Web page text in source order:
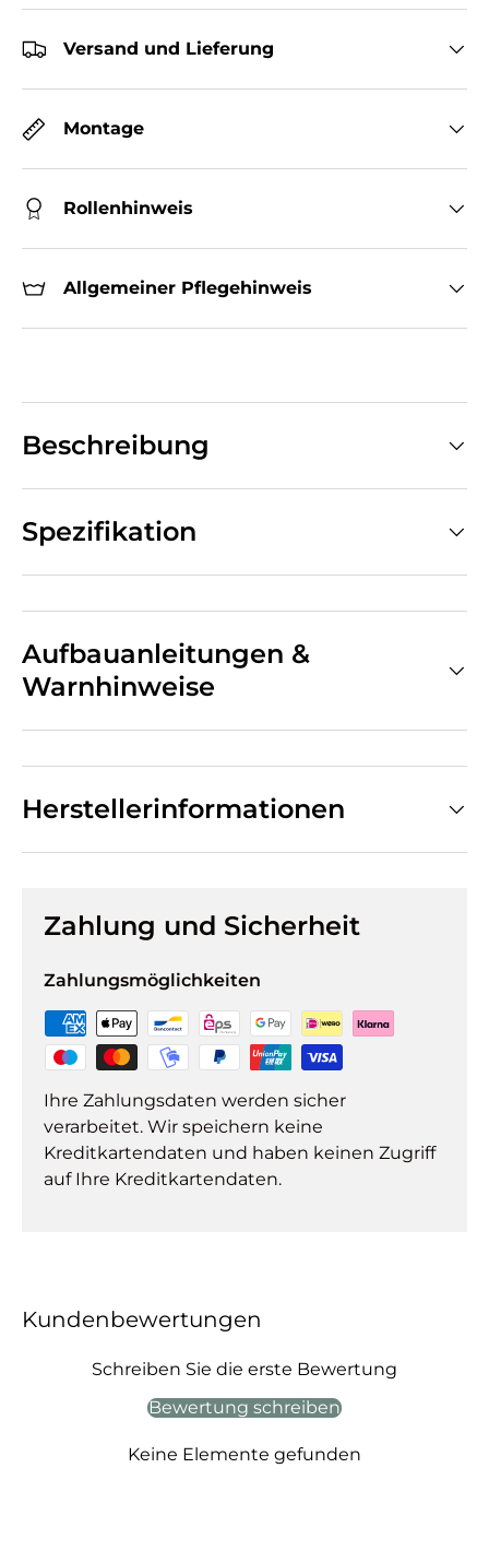
Versand und Lieferung
Montage
Rollenhinweis
Allgemeiner Pflegehinweis
Beschreibung
Spezifikation
Aufbauanleitungen &
Warnhinweise
Herstellerinformationen
Zahlung und Sicherheit
Zahlungsmöglichkeiten
Ihre Zahlungsdaten werden sicher
verarbeitet. Wir speichern keine
Kreditkartendaten und haben keinen Zugriff
auf Ihre Kreditkartendaten.
Kundenbewertungen
Schreiben Sie die erste Bewertung
Bewertung schreiben
Keine Elemente gefunden